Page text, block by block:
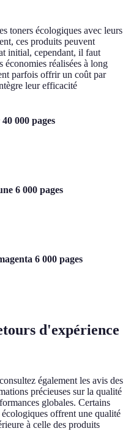
toners écologiques avec leurs
ces produits peuvent
initial, cependant, il faut
économies réalisées à long
parfois offrir un coût par
leur efficacité
000 pages
6 000 pages
6 000 pages
d'expérience
également les avis des
précieuses sur la qualité
globales. Certains
offrent une qualité
à celle des produits